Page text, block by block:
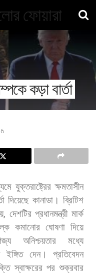
কড়া বার্তা
যুক্তরাষ্ট্রের ক্ষমতাসীন
দিয়েছে কানাডা। ব্রিটিশ
, দেশটির প্রধানমন্ত্রী মার্ক
কমানোর ঘোষণা দিয়ে
অনিশ্চয়তার
মধ্যে
ইঙ্গিত দেন।
প্রতিবেদন
স্বাক্ষরের পর শুক্রবার